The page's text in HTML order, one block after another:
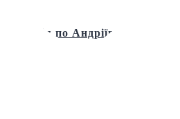
по Андріївській